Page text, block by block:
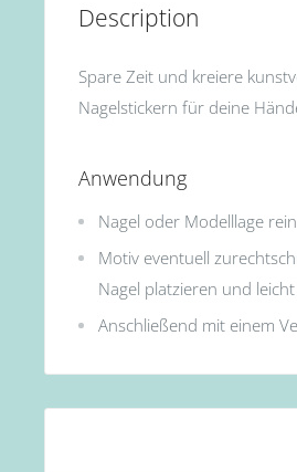
Description
Spare Zeit und kreiere
Nagelstickern für deine
Anwendung
Nagel oder Modelllage
Motiv eventuell
Nagel platzieren und
Anschließend mit einem